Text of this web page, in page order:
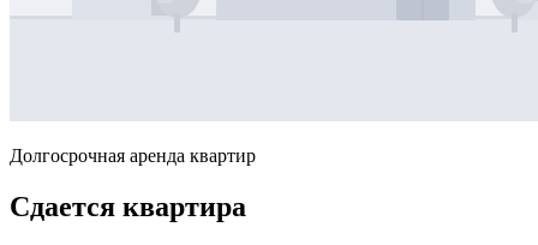
Долгосрочная аренда квартир
Сдается квартира